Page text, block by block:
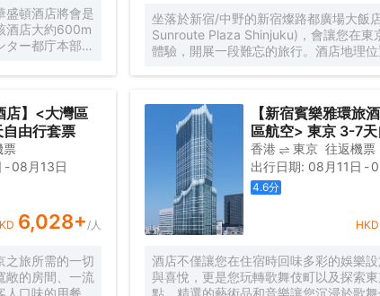
盛頓酒店將會是
酒店大約600m
ー都庁本部、
長途電話、雨傘
熱水壺和咖啡
己的客房內放
浴室是不錯
提供美食。酒
受貼心的服
受美食，衹需
您的探索，
意大利菜）會
綠蘆筍和柑橘
Asparagus
ル・マンジ
頗受歡迎，豪龍
坐落於新宿/中野的新宿燦路都廣場大飯
Sunroute Plaza Shinjuku)，會讓您在東
體驗，開展一段難忘的旅行。酒店地理位
和Shinjuku Expressway Bus Terminal
遠。
店】<大灣區
由行套票
票
-08月13日
6,028+/人
之旅所需的一切
的房間、一流
口味的用餐選
【新宿賓樂雅環旅
區航空> 東京 3-7
香港 東京 往返機票
出行日期: 08月11日 -
4.6分
HKD
酒店不僅讓您在住宿時回味多彩的娛樂
與喜悅，更是您玩轉歌舞伎町以及探索
點。精選的藝術品和音樂讓您沉浸於歌